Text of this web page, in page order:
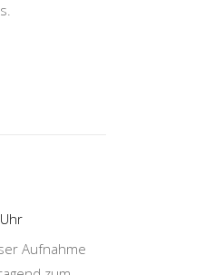
Aufnahme